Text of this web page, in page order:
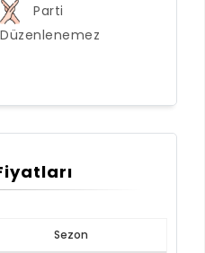
Parti
Düzenlenemez
Sezon